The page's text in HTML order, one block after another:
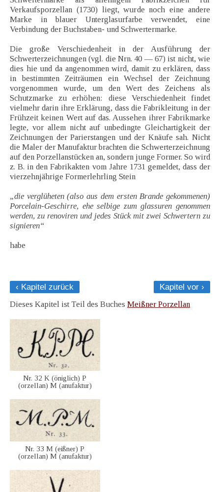
Verkaufsporzellan (1730) liegt, wurde noch eine andere
Marke in blauer Unterglasurfarbe verwendet, eine
Verbindung der Buchstaben- und Schwertermarke.
Die große Verschiedenheit in der Ausführung der
Schwerterzeichnungen (vgl. die Nrn. 40 — 67) ist nicht, wie
dies hie und da angenommen wird, damit zu erklären, dass
in bestimmten Zeiträumen ein Wechsel der Zeichnung
vorgenommen wurde, um den Wert des Zeichens als
Schutzmarke zu erhöhen: diese Verschiedenheit findet
vielmehr darin ihre Erklärung, dass die Fabrikleitung in der
Frühzeit keinen Wert auf das. Aussehen ihrer Fabrikmarke
legte, vor allem nicht auf unbedingte Gleichartigkeit der
Zeichnungen der Parierstangen und der Knäufe sah. Nicht
die Maler der Manufaktur brachten die Schwerterzeichnung
auf den Porzellanstücken an, sondern junge Former. So wird
z. B. in den Fabrikakten vom Jahre 1731 gemeldet, dass der
vierzehnjährige Formerlehrling Stein
„die verglüheten (also aus dem ersten Brande gekommenen)
Porcelain-Geschirre, ehe selbige zum glassuren genommen
werden, zu renoviren und jedes Stück mit zwei Schwertern zu
signieren“
habe
‹ Kapitel zurück
Kapitel vor ›
Dieses Kapitel ist Teil des Buches Meißner Porzellan
Nr. 32 K (öniglich) P
(orzellan) M (anufaktur)
Nr. 33 M (eißner) P
(orzellan) M (anufaktur)